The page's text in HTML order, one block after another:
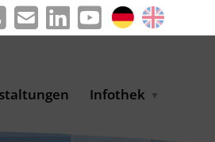
Infothek
Informationen